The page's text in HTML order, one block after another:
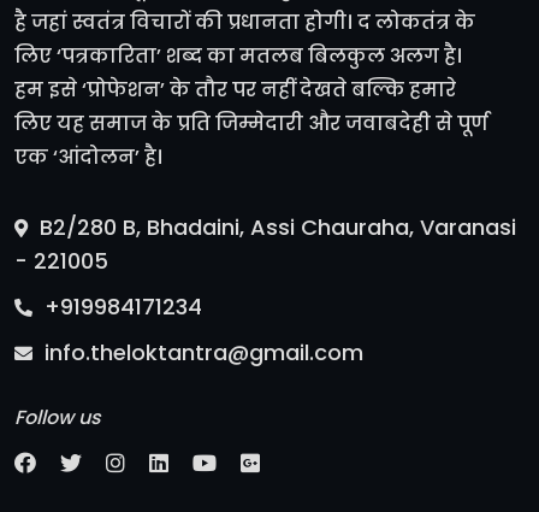
है जहां स्वतंत्र विचारों की प्रधानता होगी। द लोकतंत्र के
लिए ‘पत्रकारिता’ शब्द का मतलब बिलकुल अलग है।
हम इसे ‘प्रोफेशन’ के तौर पर नहीं देखते बल्कि हमारे
लिए यह समाज के प्रति जिम्मेदारी और जवाबदेही से पूर्ण
एक ‘आंदोलन’ है।
B2/280 B, Bhadaini, Assi Chauraha, Varanasi
- 221005
+919984171234
info.theloktantra@gmail.com
Follow us